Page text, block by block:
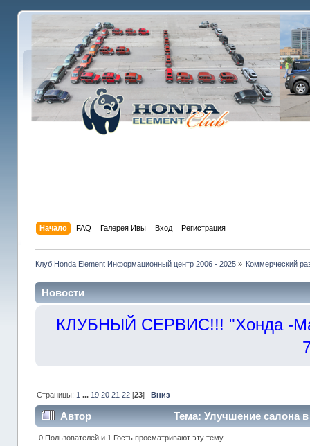
Начало FAQ Галерея Ивы Вход Регистрация
Клуб Honda Element Информационный центр 2006 - 2025» Коммерческий
Новости
КЛУБНЫЙ СЕРВИС!!! "Хонда -
Страницы: 1 ... 19 20 21 22[23] Вниз
Автор Тема: Улучшение салона
0 Пользователей и 1 Гость просматривают эту тему.